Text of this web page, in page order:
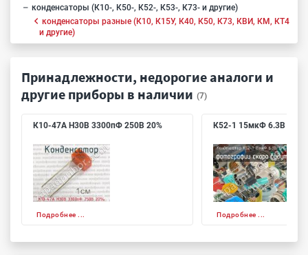
конденсаторы (К10-, К50-, К52-, К53-, К73- и другие)
конденсаторы разные (К10, К15У, К40, К50, К73, КВИ, КМ, КТ4
и другие)
Принадлежности, недорогие аналоги и
другие приборы в наличии (7)
К10-47А Н30В 3300пФ 250В 20%
Подробнее ...
К52-1 15мкФ 6.3В 10%
Подробнее ...